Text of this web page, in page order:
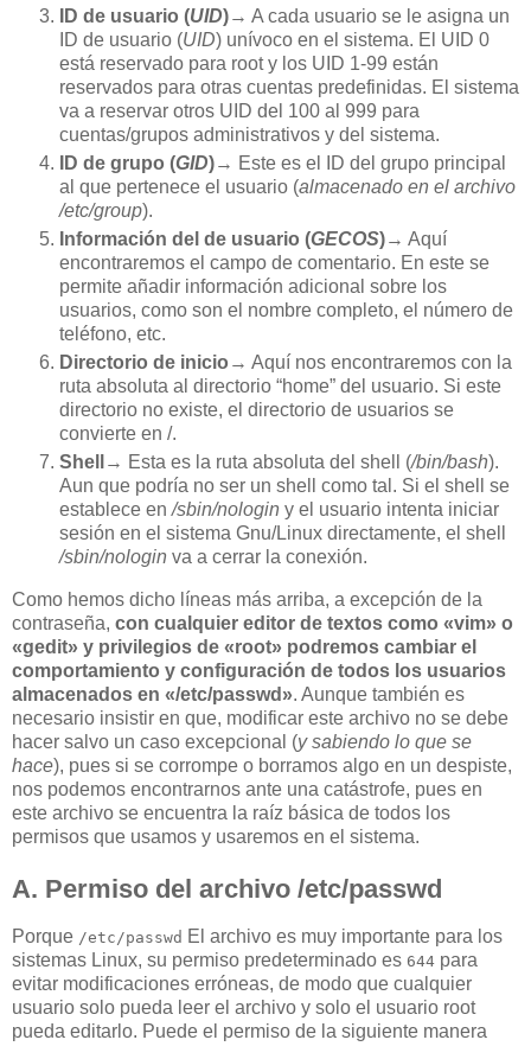
ID de usuario (UID)→ A cada usuario se le asigna un
ID de usuario (UID) unívoco en el sistema. El UID 0
está reservado para root y los UID 1-99 están
reservados para otras cuentas predefinidas. El sistema
va a reservar otros UID del 100 al 999 para
cuentas/grupos administrativos y del sistema.
ID de grupo (GID)→ Este es el ID del grupo principal
al que pertenece el usuario (almacenado en el archivo
/etc/group).
Información del de usuario (GECOS)→ Aquí
encontraremos el campo de comentario. En este se
permite añadir información adicional sobre los
usuarios, como son el nombre completo, el número de
teléfono, etc.
Directorio de inicio → Aquí nos encontraremos con la
ruta absoluta al directorio “home” del usuario. Si este
directorio no existe, el directorio de usuarios se
convierte en /.
Shell
→ Esta es la ruta absoluta del shell (/bin/bash).
Aun que podría no ser un shell como tal. Si el shell se
establece en /sbin/nologin y el usuario intenta iniciar
sesión en el sistema Gnu/Linux directamente, el shell
/sbin/nologin va a cerrar la conexión.
Como hemos dicho líneas más arriba, a excepción de la
contraseña, con cualquier editor de textos como «vim» o
«gedit» y privilegios de «root» podremos cambiar el
comportamiento y configuración de todos los usuarios
almacenados en «/etc/passwd». Aunque también es
necesario insistir en que, modificar este archivo no se debe
hacer salvo un caso excepcional (y sabiendo lo que se
hace), pues si se corrompe o borramos algo en un despiste,
nos podemos encontrarnos ante una catástrofe, pues en
este archivo se encuentra la raíz básica de todos los
permisos que usamos y usaremos en el sistema.
A. Permiso del archivo /etc/passwd
Porque /etc/passwd El archivo es muy importante para los
sistemas Linux, su permiso predeterminado es 644 para
evitar modificaciones erróneas, de modo que cualquier
usuario solo pueda leer el archivo y solo el usuario root
pueda editarlo. Puede el permiso de la siguiente manera